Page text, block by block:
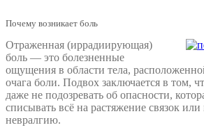
Почему возникает боль
Отраженная (иррадиирующая)
боль — это болезненные
ощущения в области тела,
очага боли. Подвох заключается в том,
даже не подозревать об опасности,
списывать всё на растяжение связок
невралгию.